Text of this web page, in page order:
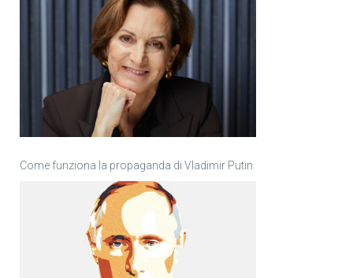
Come funziona la propaganda di Vladimir Putin